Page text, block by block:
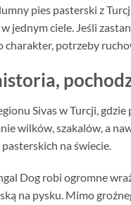
pies pasterski z
jednym ciele. Jeśli
charakter, potrzeby
Sivas w Turcji,
wilków, szakalów, a
na świecie.
Dog robi ogromne
na pysku. Mimo